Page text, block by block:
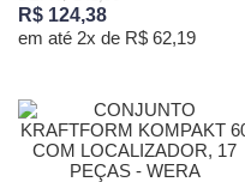
R$ 124,38
em até 2x de R$ 62,19